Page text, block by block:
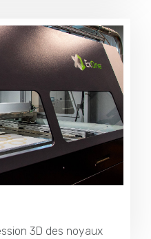
3D des noyaux